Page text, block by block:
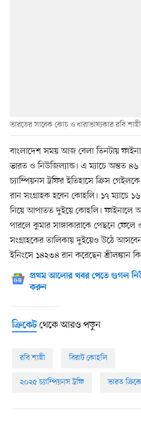
ভারতের সাবেক কোচ ও ধারাভাষ্যকার রবি শাস্ত্রী
বাংলাদেশ সময় আজ বেলা তিনটায়
ভারত ও নিউজিল্যান্ড। এ ম্যাচে অন্তত
চ্যাম্পিয়নস ট্রফির ইতিহাসে ক্রিস
রান সংগ্রাহক হবেন কোহলি। ১৭ ম্যাচে
নিয়ে আপাতত দুইয়ে কোহলি। ফাইনালে
পারলে কুমার সাঙ্গাকারাকে পেছনে ফেলে
সংগ্রাহকের তালিকায় দুইয়েও উঠে
ইনিংসে ১৪২৩৪ রান করেছেন শ্রীলঙ্কান
প্রথম আলোর খবর পেতে গুগল
করুন
ক্রিকেটথেকে আরও পড়ুন
রবি শাস্ত্রী বিরাট কোহলি
২০২৫ চ্যাম্পিয়নস ট্রফি ভারত